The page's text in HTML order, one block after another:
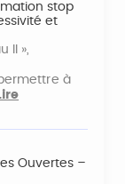
stop
et
II »,
à
Ouvertes –